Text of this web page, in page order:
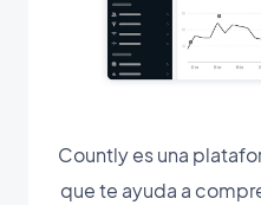
Countly es una
que te ayuda a